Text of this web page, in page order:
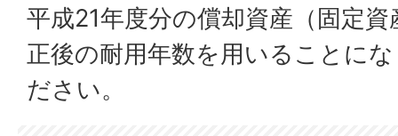
平成21年度分の償却資産（固定
正後の耐用年数を用いることに
ださい。